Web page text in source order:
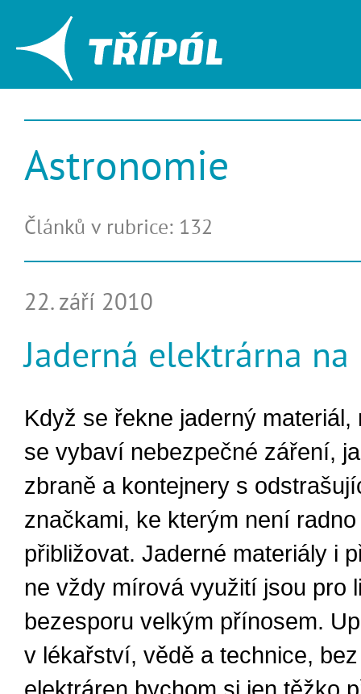
Astronomie
Článků v rubrice: 132
22. září 2010
Jaderná elektrárna
Když se řekne jaderný materiál,
se vybaví nebezpečné záření,
zbraně a kontejnery s
značkami, ke kterým není
přibližovat. Jaderné materiály i
ne vždy mírová využití jsou pro
bezesporu velkým přínosem.
v lékařství, vědě a technice,